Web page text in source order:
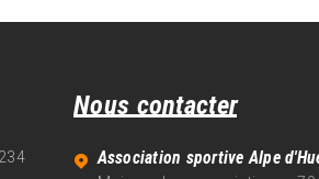
Nous contacter
Association sportive Alpe